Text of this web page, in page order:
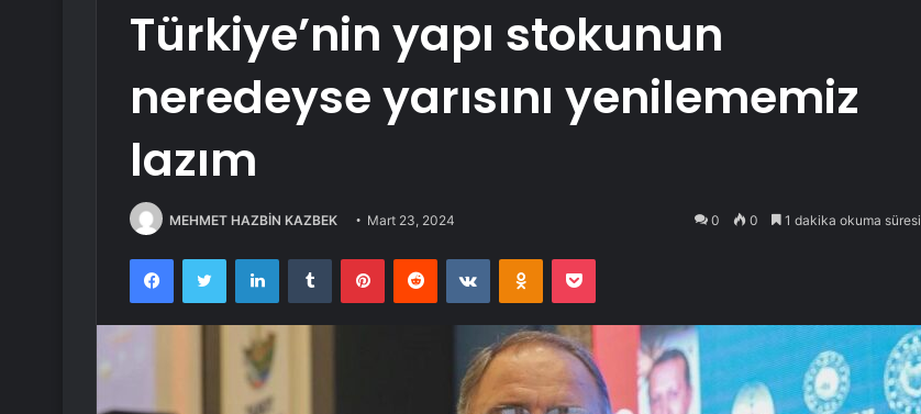
Türkiye’nin yapı stokunun
neredeyse yarısını yenilememiz
lazım
MEHMET HAZBİN KAZBEK Mart 23, 2024 0 0 1 dakika okuma süresi
FacebookTwitter LinkedInTumblr PinterestReddit VKontakteOdnoklassniki
Pocket